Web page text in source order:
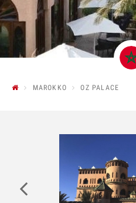
MAROKKO OZ PALACE
Nachname*